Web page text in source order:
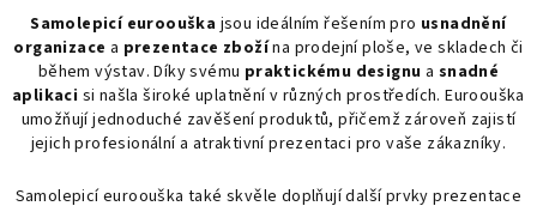
a
c
í
p
r
k
á
n
í
Samolepicí euroouška jsou ideálním řešením pro usnadnění
organizace a prezentace zbožína prodejní ploše, ve skladech či
během výstav. Díky svému praktickému designu a snadné
aplikaci si našla široké uplatnění v různých prostředích. Euroouška
umožňují jednoduché zavěšení produktů, přičemž zároveň zajistí
jejich profesionální a atraktivní prezentaci pro vaše zákazníky.
Samolepicí euroouška také skvěle doplňují další prvky prezentace